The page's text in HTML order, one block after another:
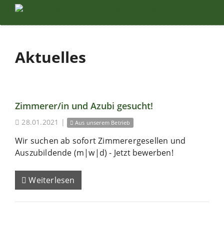
Aktuelles
Zimmerer/in und Azubi gesucht!
28.01.2021 | Aus unserem Betrieb
Wir suchen ab sofort Zimmerergesellen und
Auszubildende (m|w|d) - Jetzt bewerben!
Weiterlesen